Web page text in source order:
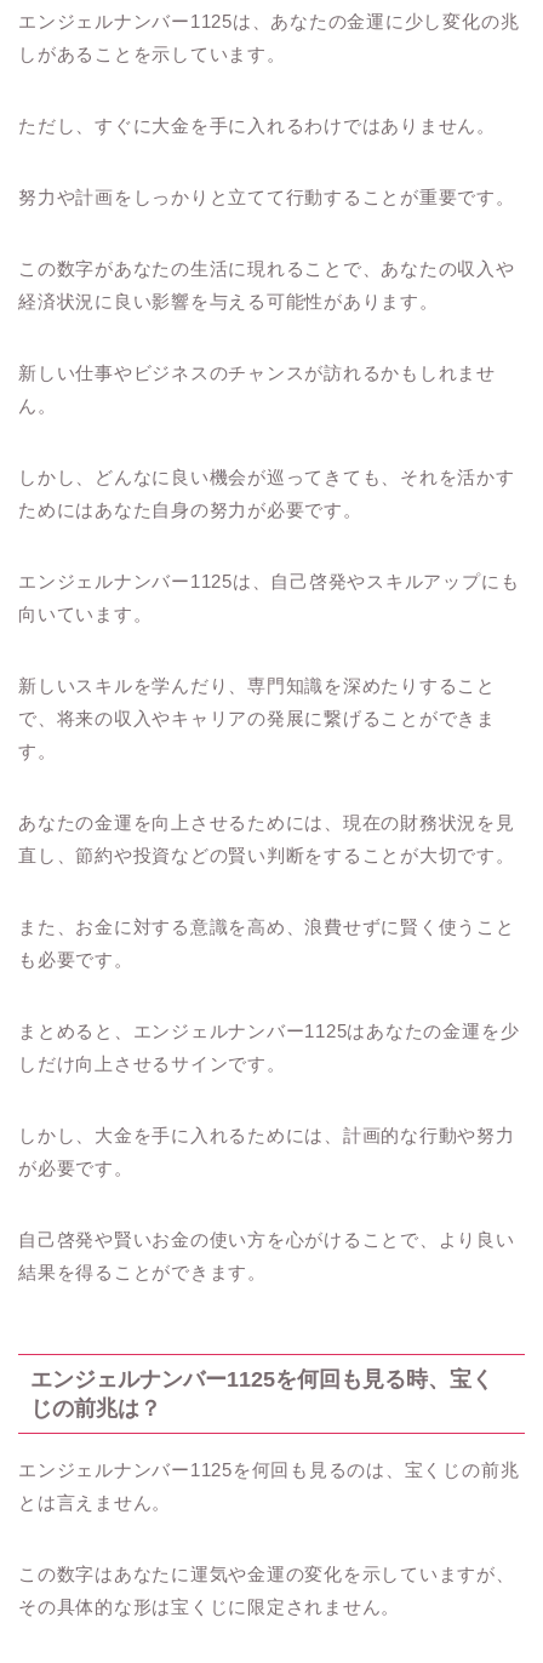
エンジェルナンバー1125は、あなたの金運に少し変化の兆
しがあることを示しています。
ただし、すぐに大金を手に入れるわけではありません。
努力や計画をしっかりと立てて行動することが重要です。
この数字があなたの生活に現れることで、あなたの収入や
経済状況に良い影響を与える可能性があります。
新しい仕事やビジネスのチャンスが訪れるかもしれませ
ん。
しかし、どんなに良い機会が巡ってきても、それを活かす
ためにはあなた自身の努力が必要です。
エンジェルナンバー1125は、自己啓発やスキルアップにも
向いています。
新しいスキルを学んだり、専門知識を深めたりすること
で、将来の収入やキャリアの発展に繋げることができま
す。
あなたの金運を向上させるためには、現在の財務状況を見
直し、節約や投資などの賢い判断をすることが大切です。
また、お金に対する意識を高め、浪費せずに賢く使うこと
も必要です。
まとめると、エンジェルナンバー1125はあなたの金運を少
しだけ向上させるサインです。
しかし、大金を手に入れるためには、計画的な行動や努力
が必要です。
自己啓発や賢いお金の使い方を心がけることで、より良い
結果を得ることができます。
エンジェルナンバー1125を何回も見る時、宝く
じの前兆は？
エンジェルナンバー1125を何回も見るのは、宝くじの前兆
とは言えません。
この数字はあなたに運気や金運の変化を示していますが、
その具体的な形は宝くじに限定されません。